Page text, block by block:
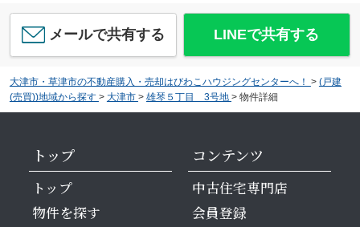
メールで共有する LINEで共有する
大津市・草津市の不動産購入・売却はびわこハウジングセンターへ！ > (戸建
(売買))地域から探す > 大津市 > 雄琴５丁目 3号地 > 物件詳細
トップ
トップ
物件を探す
コンテンツ
中古住宅専門店
会員登録